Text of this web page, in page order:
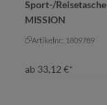
Sport-/Reisetasche
MISSION
Artikelnr.: 1809789
ab 33,12 €*